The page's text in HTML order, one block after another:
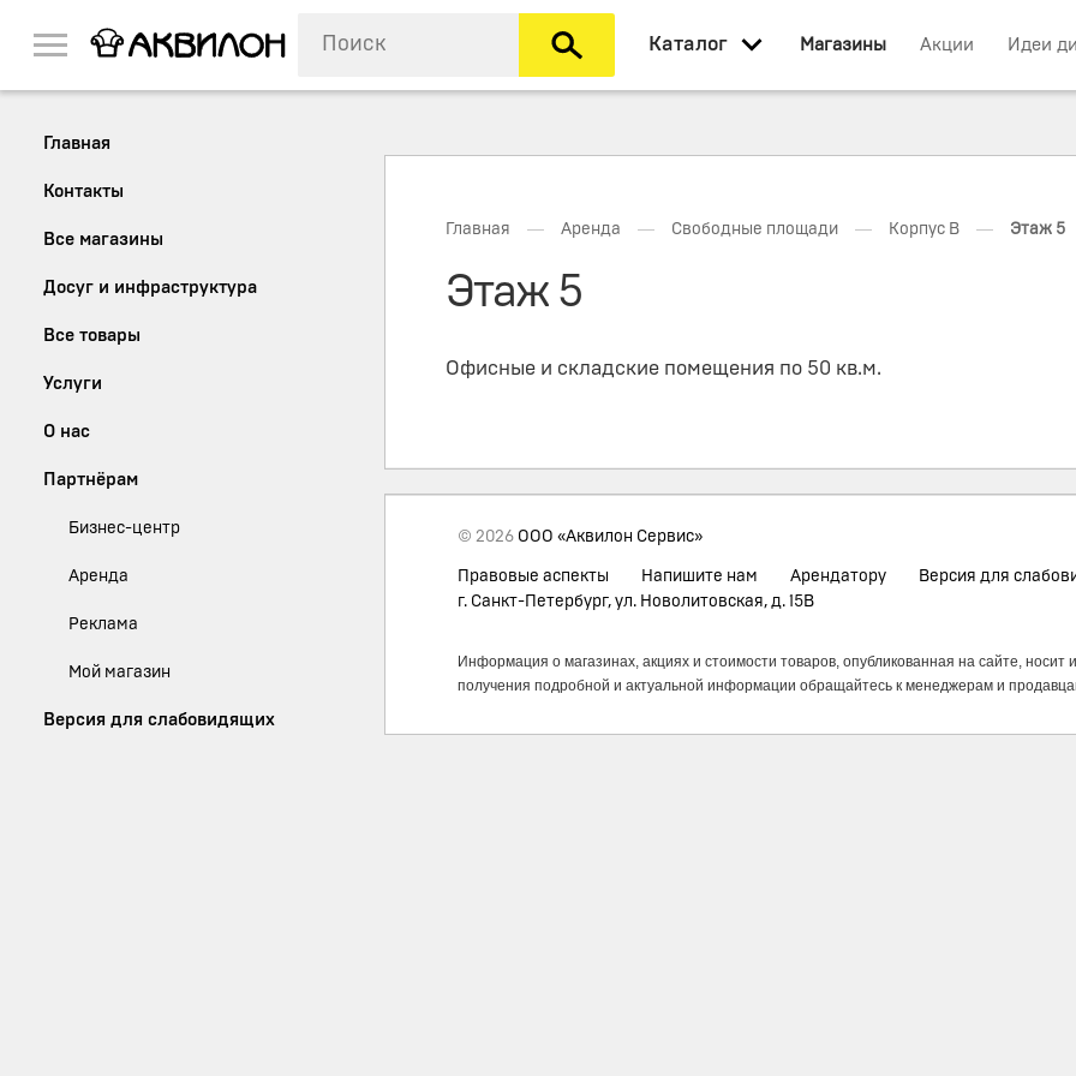
Каталог Магазины Акции Идеи
Главная — Аренда — Свободные площади — Корпус В — Этаж 5
Этаж 5
Офисные и складские помещения по 50 кв.м.
© 2026 ООО «Аквилон Сервис»
Правовые аспекты Напишите нам Арендатору
Версия для
г. Санкт-Петербург, ул. Новолитовская, д. 15В
Информация о магазинах, акциях и стоимости товаров, опубликованная на сайте,
получения подробной и актуальной информации обращайтесь к менеджерам и
Главная
Контакты
Все магазины
Досуг и инфраструктура
Все товары
Услуги
О нас
Партнёрам
Бизнес-центр
Аренда
Реклама
Мой магазин
Версия для слабовидящих